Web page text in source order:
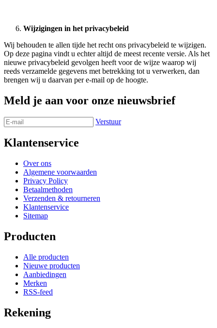
Wijzigingen in het privacybeleid
Wij behouden te allen tijde het recht ons privacybeleid te wijzigen.
Op deze pagina vindt u echter altijd de meest recente versie. Als het
nieuwe privacybeleid gevolgen heeft voor de wijze waarop wij
reeds verzamelde gegevens met betrekking tot u verwerken, dan
brengen wij u daarvan per e-mail op de hoogte.
Meld je aan voor onze nieuwsbrief
Verstuur
Klantenservice
Over ons
Algemene voorwaarden
Privacy Policy
Betaalmethoden
Verzenden & retourneren
Klantenservice
Sitemap
Producten
Alle producten
Nieuwe producten
Aanbiedingen
Merken
RSS-feed
Rekening